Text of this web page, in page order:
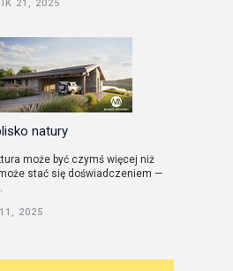
21, 2025
natury
może być czymś więcej niż
stać się doświadczeniem —
2025